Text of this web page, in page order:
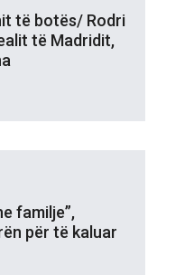
të botës/ Rodri
të Madridit,
familje”,
për të kaluar